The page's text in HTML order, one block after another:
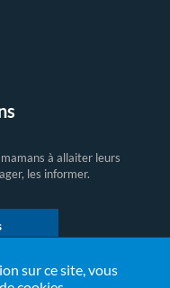
sur ce site, vous
à allaiter leurs
les informer.